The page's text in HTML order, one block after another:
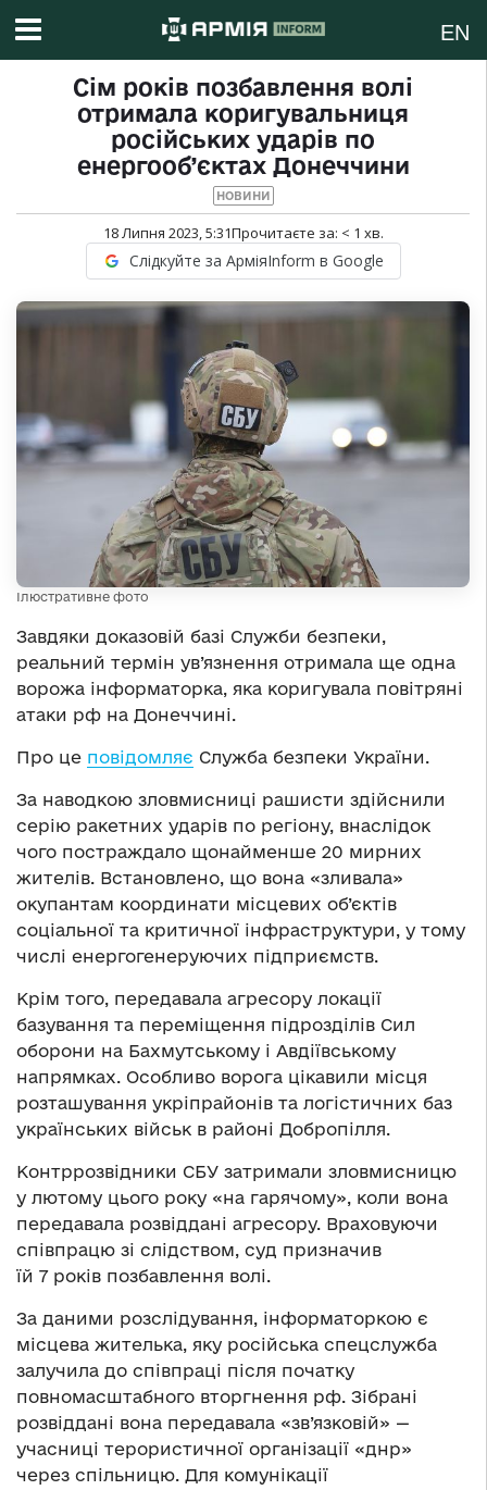
EN
Сім років позбавлення волі
отримала коригувальниця
російських ударів по
енергооб’єктах Донеччини
НОВИНИ
18 Липня 2023, 5:31Прочитаєте за: < 1 хв.
Слідкуйте за АрміяInform в Google
Ілюстративне фото
Завдяки доказовій базі Служби безпеки,
реальний термін ув’язнення отримала ще одна
ворожа інформаторка, яка коригувала повітряні
атаки рф на Донеччині.
Про це повідомляє Служба безпеки України.
За наводкою зловмисниці рашисти здійснили
серію ракетних ударів по регіону, внаслідок
чого постраждало щонайменше 20 мирних
жителів. Встановлено, що вона «зливала»
окупантам координати місцевих об’єктів
соціальної та критичної інфраструктури, у тому
числі енергогенеруючих підприємств.
Крім того, передавала агресору локації
базування та переміщення підрозділів Сил
оборони на Бахмутському і Авдіївському
напрямках. Особливо ворога цікавили місця
розташування укріпрайонів та логістичних баз
українських військ в районі Добропілля.
Контррозвідники СБУ затримали зловмисницю
у лютому цього року «на гарячому», коли вона
передавала розвіддані агресору. Враховуючи
співпрацю зі слідством, суд призначив
їй 7 років позбавлення волі.
За даними розслідування, інформаторкою є
місцева жителька, яку російська спецслужба
залучила до співпраці після початку
повномасштабного вторгнення рф. Зібрані
розвіддані вона передавала «зв’язковій» —
учасниці терористичної організації «днр»
через спільницю. Для комунікації